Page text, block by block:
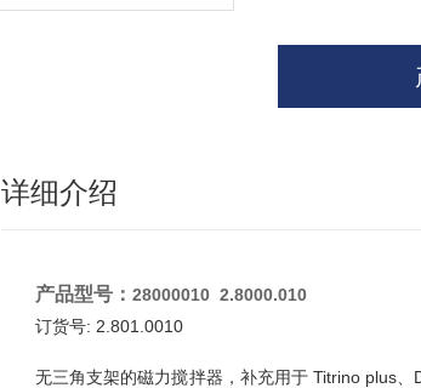
详细介绍
产品型号： 28000010 2.8000.010
订货号: 2.801.0010
无三角支架的磁力搅拌器，补充用于 Titrino plus